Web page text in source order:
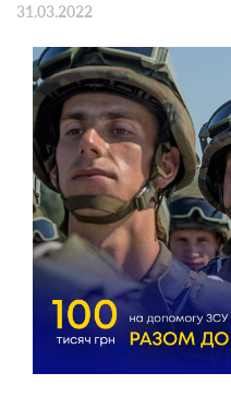
31.03.2022